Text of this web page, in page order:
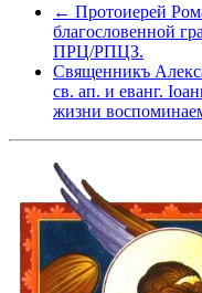
← Протоиерей
благословенной
ПРЦ/РПЦЗ.
Священникъ
св. ап. и еванг.
жизни